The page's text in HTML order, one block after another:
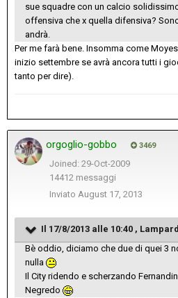
sue squadre con un calcio
offensiva che x quella difensiva?
andrà.
Per me farà bene. Insomma come
inizio settembre se avrà ancora tutti i
tanto per dire).
orgoglio-gobbo 3469
Joined: 29-Oct-2009
14412 messaggi
Inviato August 17, 2013
Il 17/8/2013 alle 10:40 ,
Bè oddio, diciamo che due di quei 3
nulla
Il City ridendo e scherzando
Negredo